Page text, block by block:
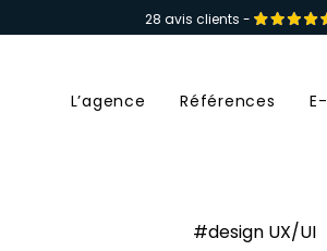
28 avis clients -
L’agence Références
#design UX/UI